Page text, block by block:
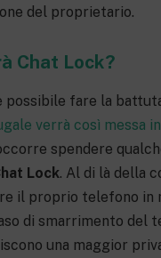
del proprietario.
Chat Lock?
possibile fare la
verrà così messa
spendere
Lock. Al di là della
il proprio telefono in
di smarrimento del
una maggior